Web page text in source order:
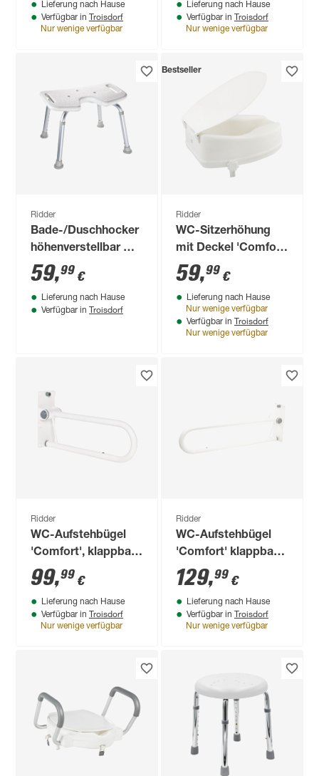
Lieferung nach Hause
Verfügbar in Troisdorf
Nur wenige verfügbar
Lieferung nach Hause
Verfügbar in Troisdorf
Nur wenige verfügbar
Ridder
Bade-/Duschhocker
höhenverstellbar mit
Hygieneausschnitt
59,99 €
Lieferung nach Hause
Verfügbar in Troisdorf
Bestseller
Ridder
WC-Sitzerhöhung
mit Deckel 'Comfort'
weiß bis 150 kg
59,99 €
Lieferung nach Hause
Nur wenige verfügbar
Verfügbar in Troisdorf
Nur wenige verfügbar
Ridder
WC-Aufstehbügel
'Comfort', klappbar,
weiß, 56 cm, bis 100
kg
99,99 €
Lieferung nach Hause
Verfügbar in Troisdorf
Nur wenige verfügbar
Ridder
WC-Aufstehbügel
'Comfort' klappbar,
weiß, 76 cm, bis 80
kg
129,99 €
Lieferung nach Hause
Verfügbar in Troisdorf
Nur wenige verfügbar